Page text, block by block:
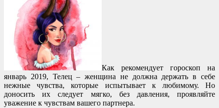
Как рекомендует гороскоп на
январь 2019, Телец – женщина не должна держать в себе
нежные чувства, которые испытывает к любимому. Но
доносить их следует мягко, без давления, проявляйте
уважение к чувствам вашего партнера.